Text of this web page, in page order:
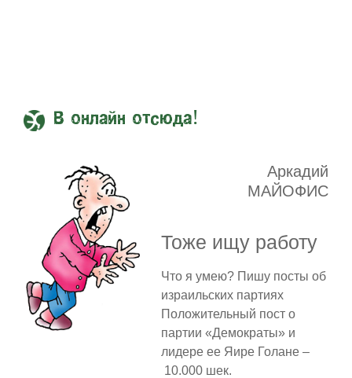
В онлайн отсюда!
Аркадий
МАЙОФИС
Тоже ищу работу
Что я умею? Пишу посты об
израильских партиях
Положительный пост о
партии «Демократы» и
лидере ее Яире Голане –
10.000 шек.